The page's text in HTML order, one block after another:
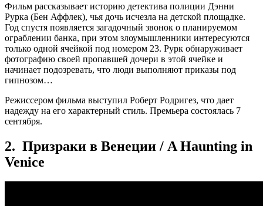
Фильм рассказывает историю детектива полиции Дэнни
Рурка (Бен Аффлек), чья дочь исчезла на детской площадке.
Год спустя появляется загадочный звонок о планируемом
ограблении банка, при этом злоумышленники интересуются
только одной ячейкой под номером 23. Рурк обнаруживает
фотографию своей пропавшей дочери в этой ячейке и
начинает подозревать, что люди выполняют приказы под
гипнозом…
Режиссером фильма выступил Роберт Родригез, что дает
надежду на его характерный стиль. Премьера состоялась 7
сентября.
2. Призраки в Венеции / A Haunting in
Venice